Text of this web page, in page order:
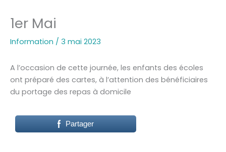
1er Mai
Information / 3 mai 2023
A l’occasion de cette journée, les enfants des écoles
ont préparé des cartes, à l’attention des bénéficiaires
du portage des repas à domicile
Partager